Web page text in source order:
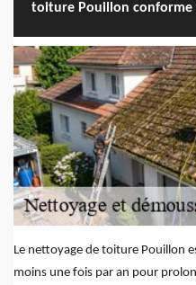
toiture Pouillon conforme
Le nettoyage de toiture Pouillon
moins une fois par an pour